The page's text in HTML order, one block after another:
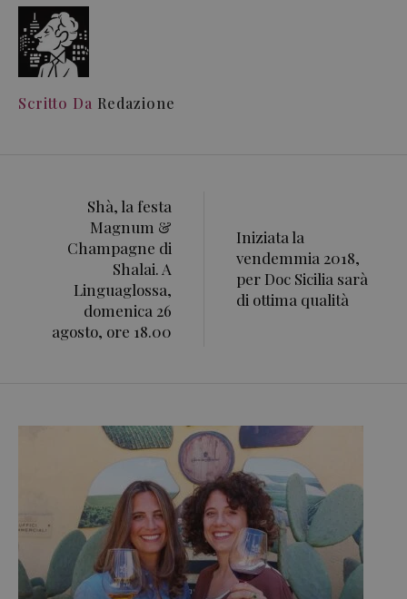
Scritto Da Redazione
Shà, la festa
Magnum &
Champagne di
Shalai. A
Linguaglossa,
domenica 26
agosto, ore 18.00
Iniziata la
vendemmia 2018,
per Doc Sicilia sarà
di ottima qualità